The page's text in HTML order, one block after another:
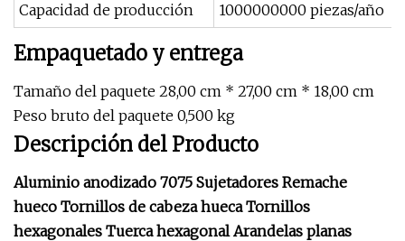
Capacidad de producción
1000000000 piezas/año
Empaquetado y entrega
Tamaño del paquete 28,00 cm * 27,00 cm * 18,00 cm
Peso bruto del paquete 0,500 kg
Descripción del Producto
Aluminio anodizado 7075 Sujetadores Remache
hueco Tornillos de cabeza hueca Tornillos
hexagonales Tuerca hexagonal Arandelas planas